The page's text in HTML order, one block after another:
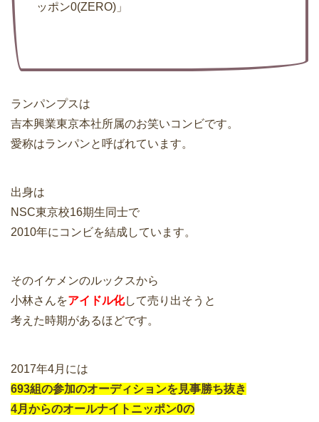
ッポン0(ZERO)」
ランパンプスは
吉本興業東京本社所属のお笑いコンビです。
愛称はランパンと呼ばれています。
出身は
NSC東京校16期生同士で
2010年にコンビを結成しています。
そのイケメンのルックスから
小林さんをアイドル化して売り出そうと
考えた時期があるほどです。
2017年4月には
693組の参加のオーディションを見事勝ち抜き
4月からのオールナイトニッポン0の